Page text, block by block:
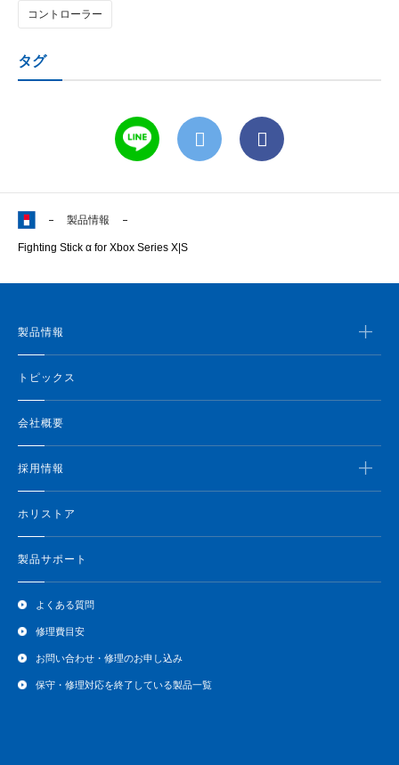
コントローラー
タグ
製品情報
Fighting Stick α for Xbox Series X|S
製品情報
トピックス
会社概要
採用情報
ホリストア
製品サポート
よくある質問
修理費目安
お問い合わせ・修理のお申し込み
保守・修理対応を終了している製品一覧